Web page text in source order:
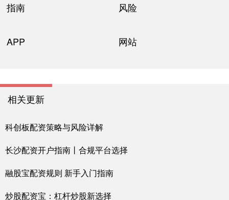
指南 风险
APP 网站
相关更新
科创板配资策略与风险详解
长沙配资开户指南丨合规平台选择
融股宝配资规则 新手入门指南
炒股配资宝：杠杆炒股新选择